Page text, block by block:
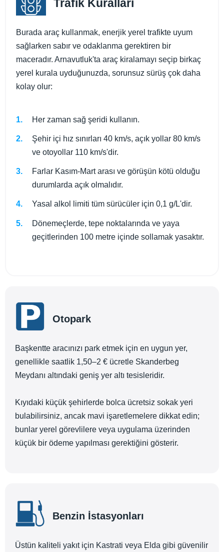
Trafik Kuralları
Burada araç kullanmak, enerjik yerel trafikte uyum
sağlarken sabır ve odaklanma gerektiren bir
maceradır. Arnavutluk'ta araç kiralamayı seçip birkaç
yerel kurala uyduğunuzda, sorunsuz sürüş çok daha
kolay olur:
Her zaman sağ şeridi kullanın.
Şehir içi hız sınırları 40 km/s, açık yollar 80 km/s
ve otoyollar 110 km/s'dir.
Farlar Kasım-Mart arası ve görüşün kötü olduğu
durumlarda açık olmalıdır.
Yasal alkol limiti tüm sürücüler için 0,1 g/L'dir.
Dönemeçlerde, tepe noktalarında ve yaya
geçitlerinden 100 metre içinde sollamak yasaktır.
Otopark
Başkentte aracınızı park etmek için en uygun yer,
genellikle saatlik 1,50–2 € ücretle Skanderbeg
Meydanı altındaki geniş yer altı tesisleridir.
Kıyıdaki küçük şehirlerde bolca ücretsiz sokak yeri
bulabilirsiniz, ancak mavi işaretlemelere dikkat edin;
bunlar yerel görevlilere veya uygulama üzerinden
küçük bir ödeme yapılması gerektiğini gösterir.
Benzin İstasyonları
Üstün kaliteli yakıt için Kastrati veya Elda gibi güvenilir